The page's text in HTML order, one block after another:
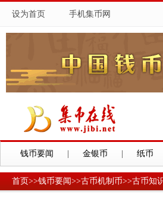
设为首页 手机集币网
钱币要闻 金银币 纸币
首页>>钱币要闻>>古币机制币>>古币知